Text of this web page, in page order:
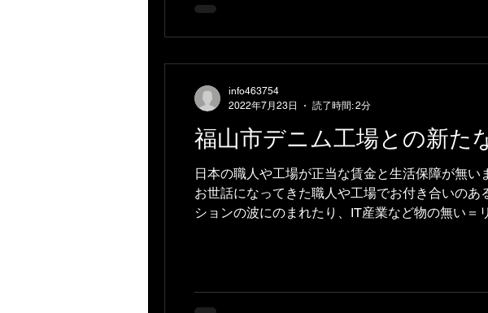
福山市デニム工場との新た
日本の職人や工場が正当な賃金と生活保障が無
お世話になってきた職人や工場でお付き合いの
ションの波にのまれたり、IT産業など物の無い＝
info463754
2022年7月23日
読了時間: 2分